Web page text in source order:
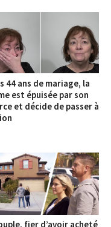
44 ans de mariage, la
est épuisée par son
et décide de passer à
fier d’avoir acheté